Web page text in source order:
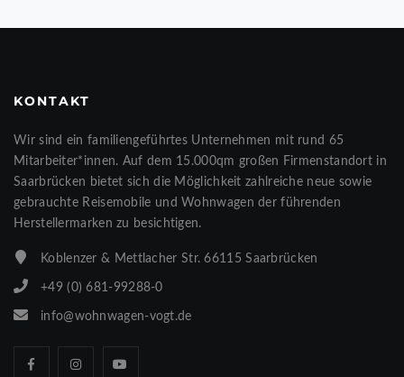
KONTAKT
Wir sind ein familiengeführtes Unternehmen mit rund 65
Mitarbeiter*innen. Auf dem 15.000qm großen Firmenstandort in
Saarbrücken bietet sich die Möglichkeit zahlreiche neue sowie
gebrauchte Reisemobile und Wohnwagen der führenden
Herstellermarken zu besichtigen.
Koblenzer & Mettlacher Str. 66115 Saarbrücken
+49 (0) 681-99288-0
info@wohnwagen-vogt.de